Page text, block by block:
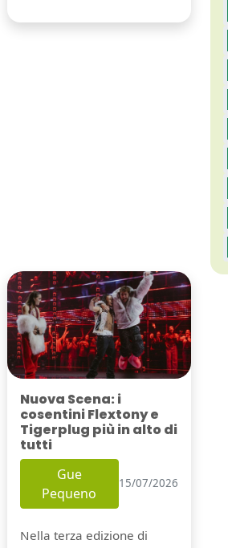
Nuova Scena: i
cosentini Flextony e
Tigerplug più in alto di
tutti
Gue
Pequeno
15/07/2026
Nella terza edizione di